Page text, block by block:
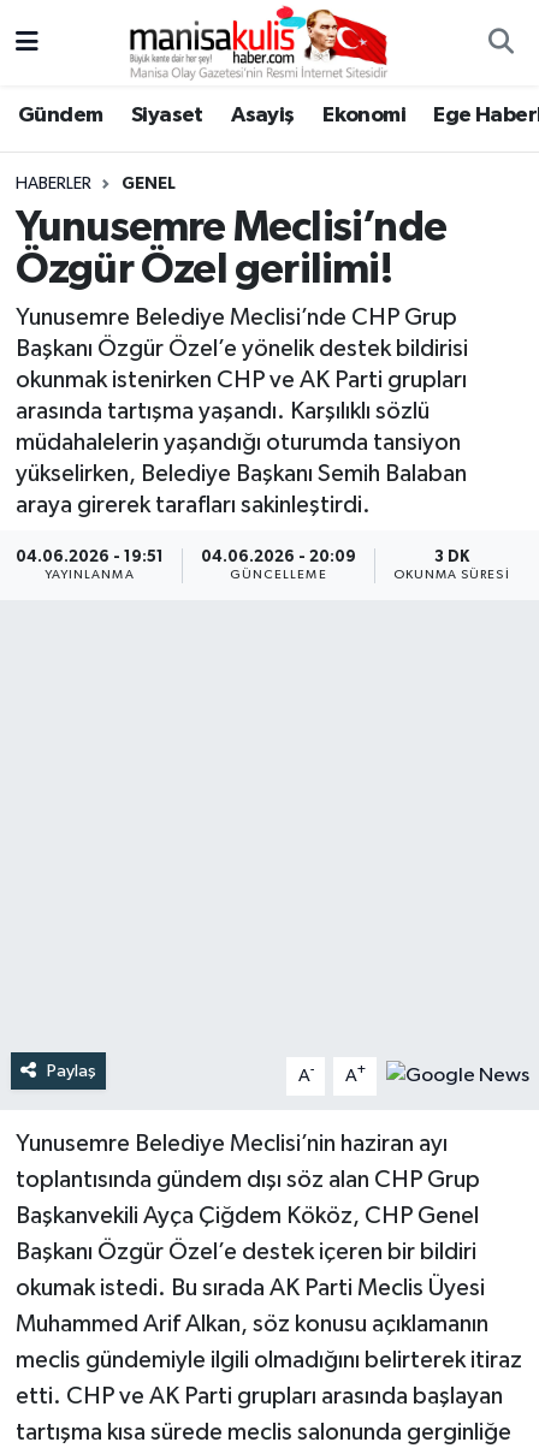
Gündem Siyaset Asayiş Ekonomi Ege
HABERLER GENEL
Yunusemre Meclisi’nde
Özgür Özel gerilimi!
Yunusemre Belediye Meclisi’nde CHP Grup
Başkanı Özgür Özel’e yönelik destek bildirisi
okunmak istenirken CHP ve AK Parti grupları
arasında tartışma yaşandı. Karşılıklı sözlü
müdahalelerin yaşandığı oturumda tansiyon
yükselirken, Belediye Başkanı Semih Balaban
araya girerek tarafları sakinleştirdi.
04.06.2026 - 19:51
YAYINLANMA
04.06.2026 - 20:09
GÜNCELLEME
3 DK
OKUNMA SÜRESI
Paylaş A- A+
Yunusemre Belediye Meclisi’nin haziran ayı
toplantısında gündem dışı söz alan CHP Grup
Başkanvekili Ayça Çiğdem Kököz, CHP Genel
Başkanı Özgür Özel’e destek içeren bir bildiri
okumak istedi. Bu sırada AK Parti Meclis Üyesi
Muhammed Arif Alkan, söz konusu açıklamanın
meclis gündemiyle ilgili olmadığını belirterek itiraz
etti. CHP ve AK Parti grupları arasında başlayan
tartışma kısa sürede meclis salonunda gerginliğe
Ege Haberleri
Genel
Gündem
Resmi İlan
Spor
Türkiye
Yunusemre Hava Durumu
Yunusemre Trafik Yoğunluk Haritası
Süper Lig Puan Durumu ve Fikstür
Tüm Manşetler
Son Dakika Haberleri
Haber Arşivi